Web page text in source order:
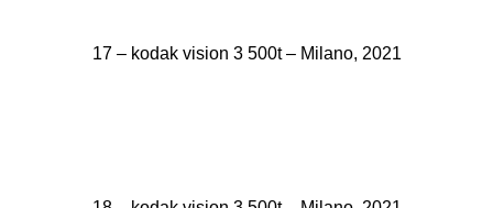
17 – kodak vision 3 500t – Milano, 2021